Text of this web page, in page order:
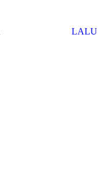
LALU